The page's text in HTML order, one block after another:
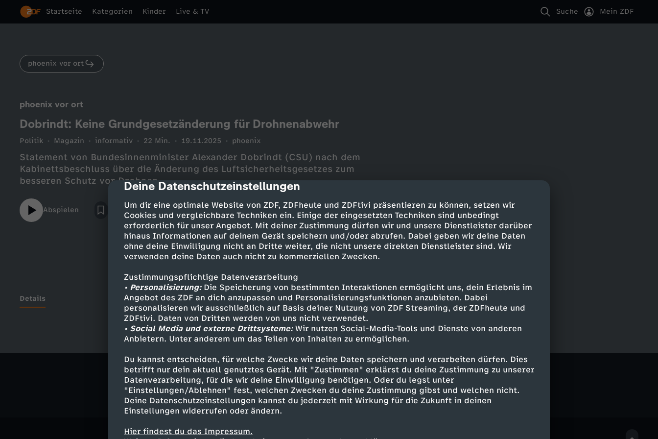
cmp-dialog-description
Deine Datenschutzeinstellungen
Um dir eine optimale Website von ZDF, ZDFheute und ZDFtivi präsentieren zu können, setzen wir
Cookies und vergleichbare Techniken ein. Einige der eingesetzten Techniken sind unbedingt
erforderlich für unser Angebot. Mit deiner Zustimmung dürfen wir und unsere Dienstleister darüber
hinaus Informationen auf deinem Gerät speichern und/oder abrufen. Dabei geben wir deine Daten
ohne deine Einwilligung nicht an Dritte weiter, die nicht unsere direkten Dienstleister sind. Wir
verwenden deine Daten auch nicht zu kommerziellen Zwecken.
Zustimmungspflichtige Datenverarbeitung
• Personalisierung:Die Speicherung von bestimmten Interaktionen ermöglicht uns, dein Erlebnis im
Angebot des ZDF an dich anzupassen und Personalisierungsfunktionen anzubieten. Dabei
personalisieren wir ausschließlich auf Basis deiner Nutzung von ZDF Streaming, der ZDFheute und
ZDFtivi. Daten von Dritten werden von uns nicht verwendet.
• Social Media und externe Drittsysteme:Wir nutzen Social-Media-Tools und Dienste von anderen
Anbietern. Unter anderem um das Teilen von Inhalten zu ermöglichen.
Du kannst entscheiden, für welche Zwecke wir deine Daten speichern und verarbeiten dürfen. Dies
betrifft nur dein aktuell genutztes Gerät. Mit "Zustimmen" erklärst du deine Zustimmung zu unserer
Datenverarbeitung, für die wir deine Einwilligung benötigen. Oder du legst unter
"Einstellungen/Ablehnen" fest, welchen Zwecken du deine Zustimmung gibst und welchen nicht.
Deine Datenschutzeinstellungen kannst du jederzeit mit Wirkung für die Zukunft in deinen
Einstellungen widerrufen oder ändern.
Hier findest du das Impressum.
Startseite Kategorien Kinder Live & TV Suche Mein ZDF
phoenix vor ort
phoenix vor ort
Dobrindt: Keine Grundgesetzänderung für Drohnenabwehr
Politik Magazin informativ 22 Min. 19.11.2025 phoenix
Statement von Bundesinnenminister Alexander Dobrindt (CSU) nach dem
Kabinettsbeschluss über die Änderung des Luftsicherheitsgesetzes zum
besseren Schutz vor Drohnen.
Abspielen
Details
Ähnliche Inhalte entdecken
Politik Magazin informativ phoenix vor ort